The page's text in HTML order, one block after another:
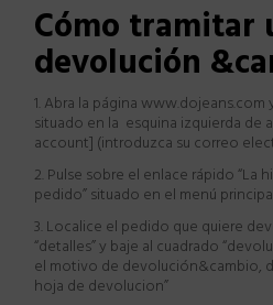
Cómo tramitar
devolución
1. Abra la página www.dojeans.com
situado en la esquina izquierda de
account] (introduzca su correo
2. Pulse sobre el enlace rápido “La
pedido” situado en el menú
3. Localice el pedido que quiere
“detalles” y baje al cuadrado
el motivo de devolución&cambio,
hoja de devolucion”